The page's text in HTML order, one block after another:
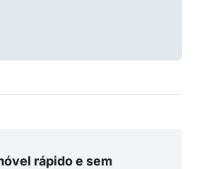
rápido e sem